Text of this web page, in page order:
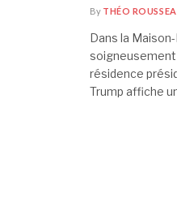
By THÉO
Dans la
soigneusement
résidence
Trump affiche